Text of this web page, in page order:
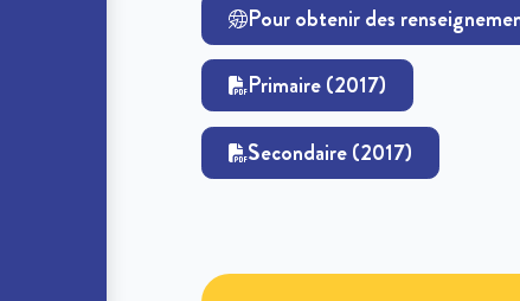
Pour obtenir des
Primaire (2017)
Secondaire (2017)